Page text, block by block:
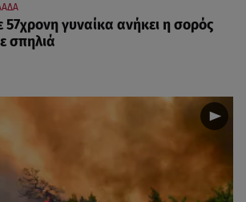
57χρονη γυναίκα ανήκει η σορός
σπηλιά